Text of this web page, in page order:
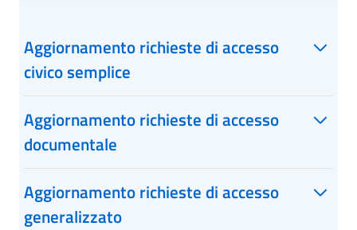
Aggiornamento richieste di accesso
civico semplice
Aggiornamento richieste di accesso
documentale
Aggiornamento richieste di accesso
generalizzato